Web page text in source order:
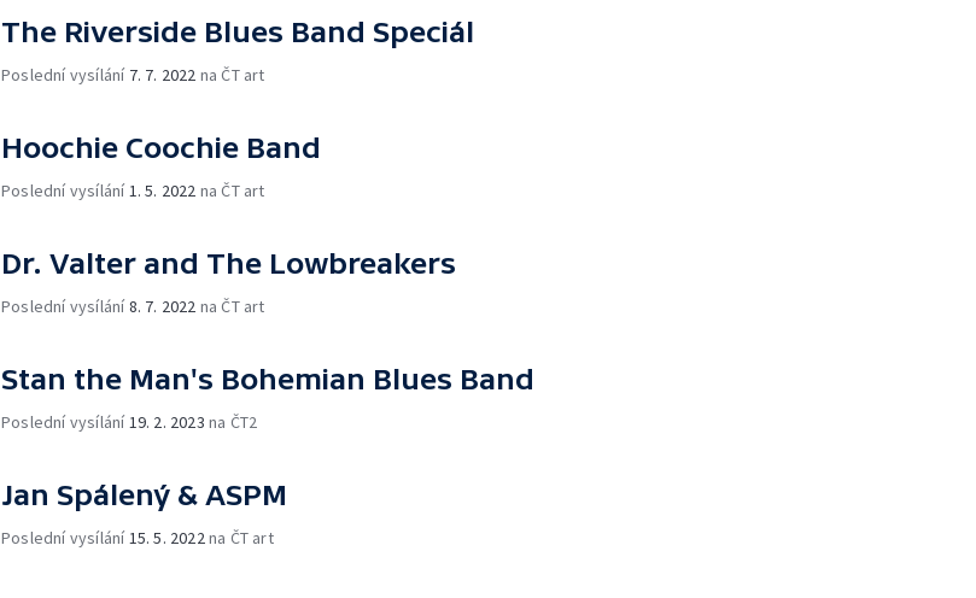
The Riverside Blues Band Speciál
Poslední vysílání 7. 7. 2022 na ČT art
Hoochie Coochie Band
Poslední vysílání 1. 5. 2022 na ČT art
Dr. Valter and The Lowbreakers
Poslední vysílání8. 7. 2022 na ČT art
Stan the Man's Bohemian Blues Band
Poslední vysílání 19. 2. 2023 na ČT2
Jan Spálený & ASPM
Poslední vysílání 15. 5. 2022 na ČT art